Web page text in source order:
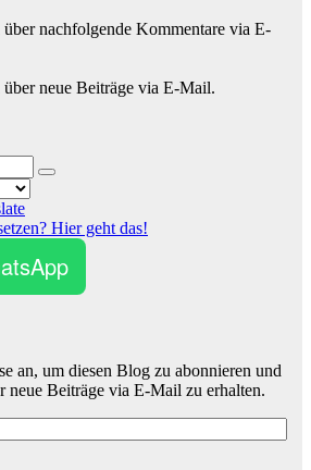
nachfolgende Kommentare via E-
neue Beiträge via E-Mail.
Hier geht das!
an, um diesen Blog zu abonnieren und
neue Beiträge via E-Mail zu erhalten.